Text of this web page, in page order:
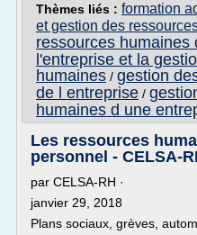
Thèmes liés : formation
et gestion des
ressources humaines
l'entreprise et la
humaines / gestion
de l entreprise /
humaines d une
Les ressources
personnel - CELSA-
par CELSA-RH ·
janvier 29, 2018
Plans sociaux, grèves,